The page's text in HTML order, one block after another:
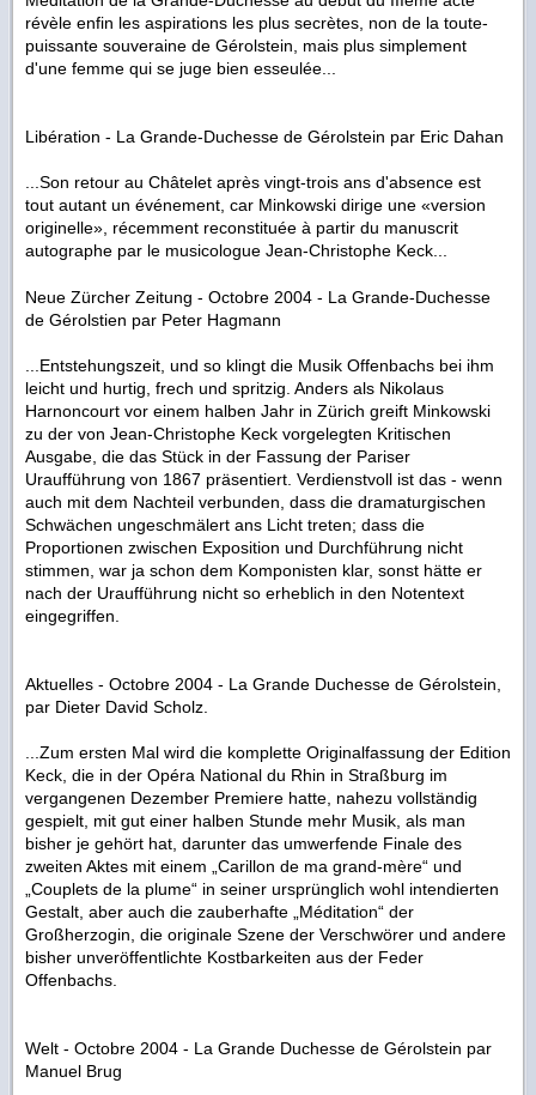
révèle enfin les aspirations les plus secrètes, non de la toute-
puissante souveraine de Gérolstein, mais plus simplement
d'une femme qui se juge bien esseulée...
Libération - La Grande-Duchesse de Gérolstein par Eric Dahan
...Son retour au Châtelet après vingt-trois ans d'absence est
tout autant un événement, car Minkowski dirige une «version
originelle», récemment reconstituée à partir du manuscrit
autographe par le musicologue Jean-Christophe Keck...
Neue Zürcher Zeitung - Octobre 2004 - La Grande-Duchesse
de Gérolstien par Peter Hagmann
...Entstehungszeit, und so klingt die Musik Offenbachs bei ihm
leicht und hurtig, frech und spritzig. Anders als Nikolaus
Harnoncourt vor einem halben Jahr in Zürich greift Minkowski
zu der von Jean-Christophe Keck vorgelegten Kritischen
Ausgabe, die das Stück in der Fassung der Pariser
Uraufführung von 1867 präsentiert. Verdienstvoll ist das - wenn
auch mit dem Nachteil verbunden, dass die dramaturgischen
Schwächen ungeschmälert ans Licht treten; dass die
Proportionen zwischen Exposition und Durchführung nicht
stimmen, war ja schon dem Komponisten klar, sonst hätte er
nach der Uraufführung nicht so erheblich in den Notentext
eingegriffen.
Aktuelles - Octobre 2004 - La Grande Duchesse de Gérolstein
par Dieter David Scholz.
...Zum ersten Mal wird die komplette Originalfassung der Edition
Keck, die in der Opéra National du Rhin in Straßburg im
vergangenen Dezember Premiere hatte, nahezu vollständig
gespielt, mit gut einer halben Stunde mehr Musik, als man
bisher je gehört hat, darunter das umwerfende Finale des
zweiten Aktes mit einem „Carillon de ma grand-mère“ und
„Couplets de la plume“ in seiner ursprünglich wohl intendierten
Gestalt, aber auch die zauberhafte „Méditation“ der
Großherzogin, die originale Szene der Verschwörer und andere
bisher unveröffentlichte Kostbarkeiten aus der Feder
Offenbachs.
Welt - Octobre 2004 - La Grande Duchesse de Gérolstein par
Manuel Brug